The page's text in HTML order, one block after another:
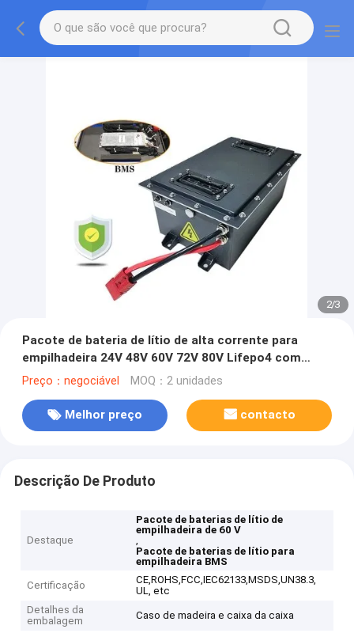
2/3
Pacote de bateria de lítio de alta corrente para
empilhadeira 24V 48V 60V 72V 80V Lifepo4 com
Smart BMS
Preço：negociável MOQ：2 unidades
Melhor preço contacto
Descrição De Produto
Destaque
Pacote de baterias de lítio de
empilhadeira de 60 V
,
Pacote de baterias de lítio para
empilhadeira BMS
Certificação
CE,ROHS,FCC,IEC62133,MSDS,UN38.3,
UL, etc
Detalhes da
embalagem
Caso de madeira e caixa da caixa